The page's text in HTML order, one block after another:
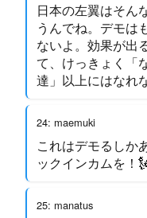
日本の左翼はそん
うんでね。デモは
ないよ。効果が出
て、けっきょく「
達」以上にはなれ
24: maemuki
これはデモるしか
ックインカムを！
25: manatus